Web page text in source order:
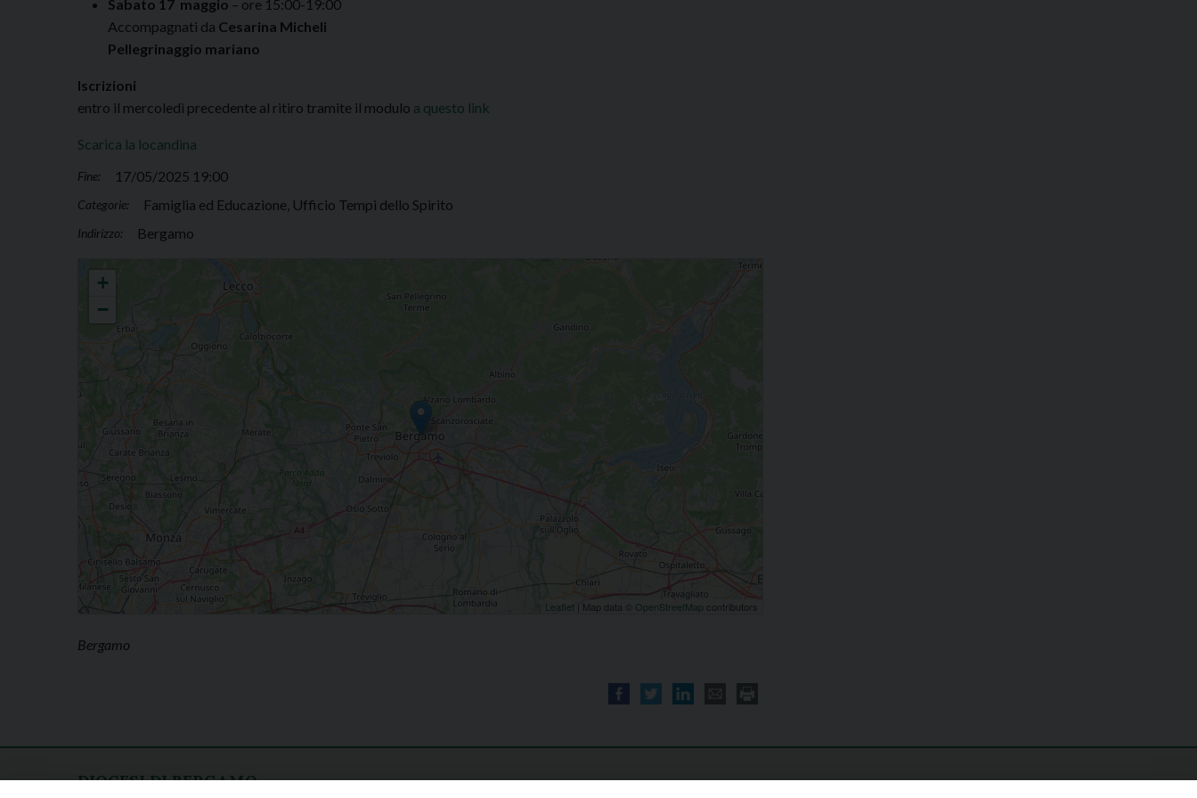
Sabato 17 maggio – ore 15:00-19:00
Accompagnati da Cesarina Micheli
Pellegrinaggio mariano
Iscrizioni
entro il mercoledì precedente al ritiro tramite il modulo a questo link
Scarica la locandina
Fine: 17/05/2025 19:00
Categorie: Famiglia ed Educazione, Ufficio Tempi dello Spirito
Indirizzo: Bergamo
+
−
Leaflet | Map data © OpenStreetMap contributors
Bergamo
DIOCESI DI BERGAMO